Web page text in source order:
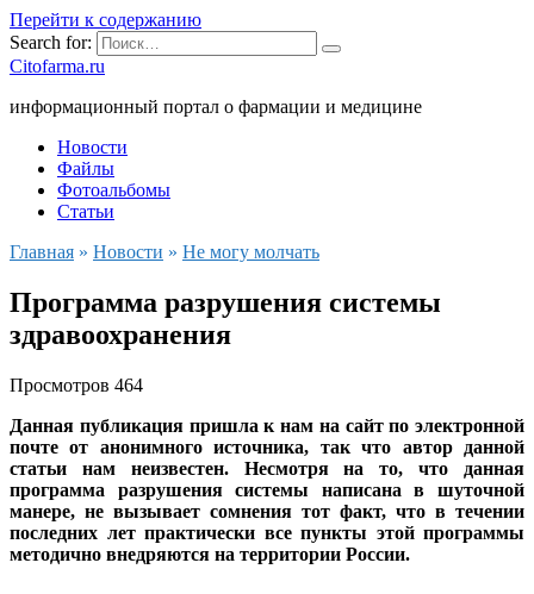
Перейти к содержанию
Search for:
Citofarma.ru
информационный портал о фармации и медицине
Новости
Файлы
Фотоальбомы
Статьи
Главная » Новости » Не могу молчать
Программа разрушения системы
здравоохранения
Просмотров 464
Данная публикация пришла к нам на сайт по электронной
почте от анонимного источника, так что автор данной
статьи нам неизвестен. Несмотря на то, что данная
программа разрушения системы написана в шуточной
манере, не вызывает сомнения тот факт, что в течении
последних лет практически все пункты этой программы
методично внедряются на территории России.